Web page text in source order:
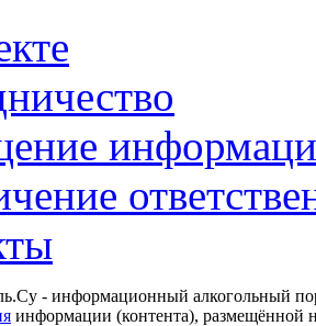
- информационный алкогольный
информации (контента), размещённой